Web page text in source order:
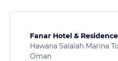
Fanar Hotel &
Hawana Salalah Marina
Oman